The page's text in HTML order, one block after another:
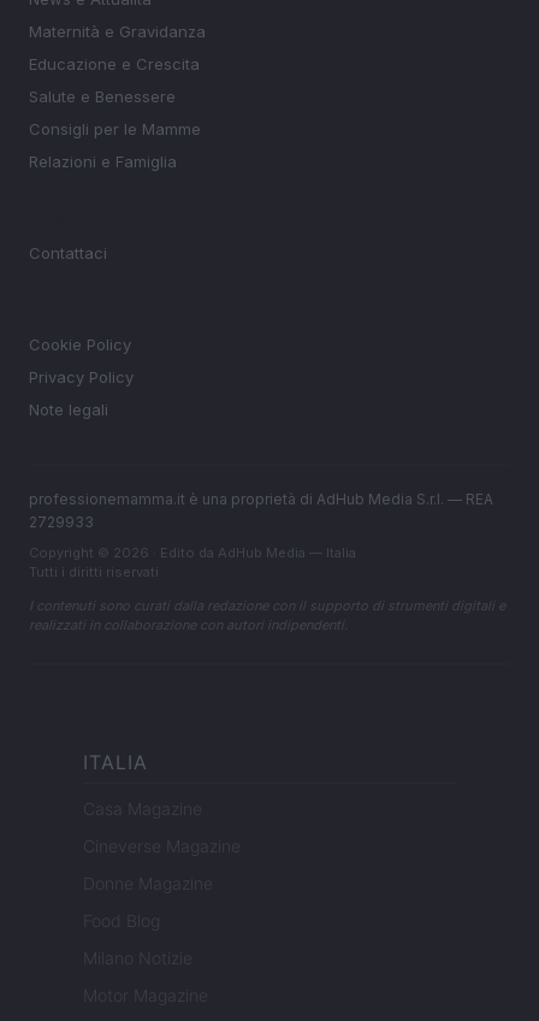
Maternità e Gravidanza
Educazione e Crescita
Salute e Benessere
Consigli per le Mamme
Relazioni e Famiglia
Contattaci
Cookie Policy
Privacy Policy
Note legali
professionemamma.it è una proprietà di AdHub Media S.r.l. — REA
2729933
Copyright © 2026 · Edito da AdHub Media — Italia
Tutti i diritti riservati
I contenuti sono curati dalla redazione con il supporto di strumenti digitali e
realizzati in collaborazione con autori indipendenti.
ITALIA
Casa Magazine
Cineverse Magazine
Donne Magazine
Food Blog
Milano Notizie
Motor Magazine